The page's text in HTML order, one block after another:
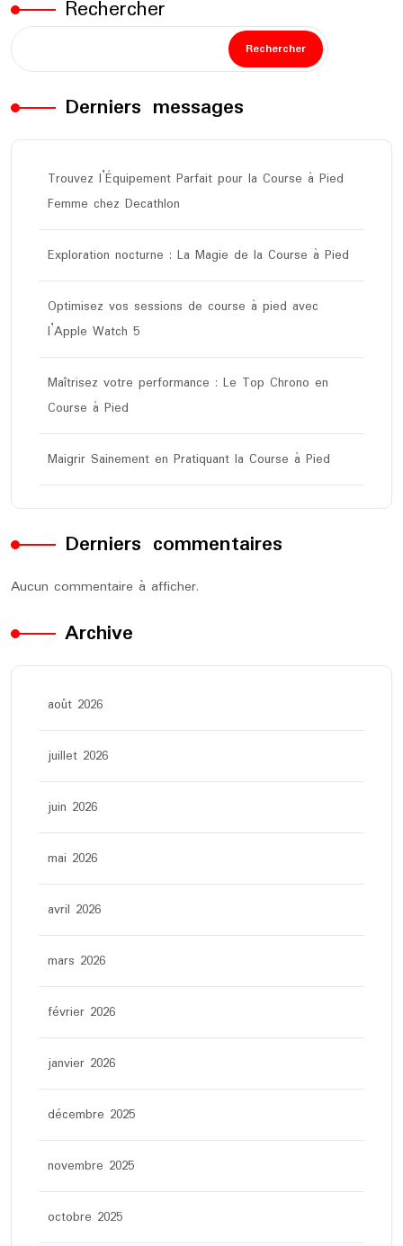
Rechercher
Rechercher
Derniers messages
Trouvez l’Équipement Parfait pour la Course à Pied
Femme chez Decathlon
Exploration nocturne : La Magie de la Course à Pied
Optimisez vos sessions de course à pied avec
l’Apple Watch 5
Maîtrisez votre performance : Le Top Chrono en
Course à Pied
Maigrir Sainement en Pratiquant la Course à Pied
Derniers commentaires
Aucun commentaire à afficher.
Archive
août 2026
juillet 2026
juin 2026
mai 2026
avril 2026
mars 2026
février 2026
janvier 2026
décembre 2025
novembre 2025
octobre 2025